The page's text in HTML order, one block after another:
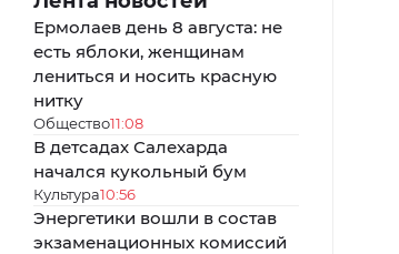
Ермолаев день 8 августа: не
есть яблоки, женщинам
лениться и носить красную
нитку
Общество11:08
В детсадах Салехарда
начался кукольный бум
Культура10:56
Энергетики вошли в состав
экзаменационных комиссий